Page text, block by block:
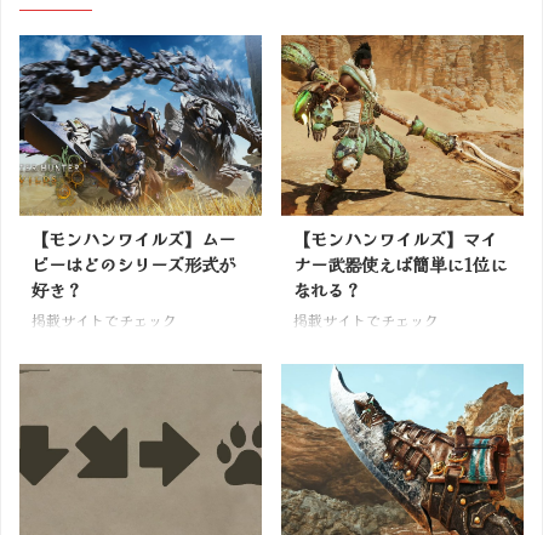
【モンハンワイルズ】ムー
ビーはどのシリーズ形式が
好き？
掲載サイトでチェック
【モンハンワイルズ】マイ
ナー武器使えば簡単に1位に
なれる？
掲載サイトでチェック